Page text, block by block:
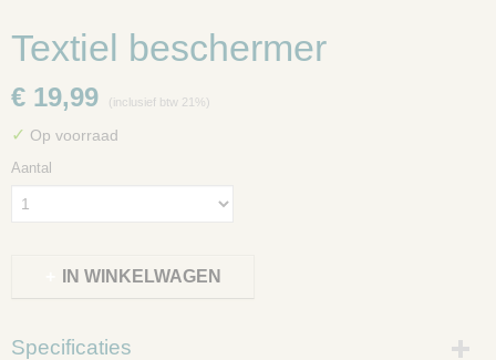
Textiel beschermer
€ 19,99 (inclusief btw 21%)
✓ Op voorraad
Aantal
IN WINKELWAGEN
Specificaties